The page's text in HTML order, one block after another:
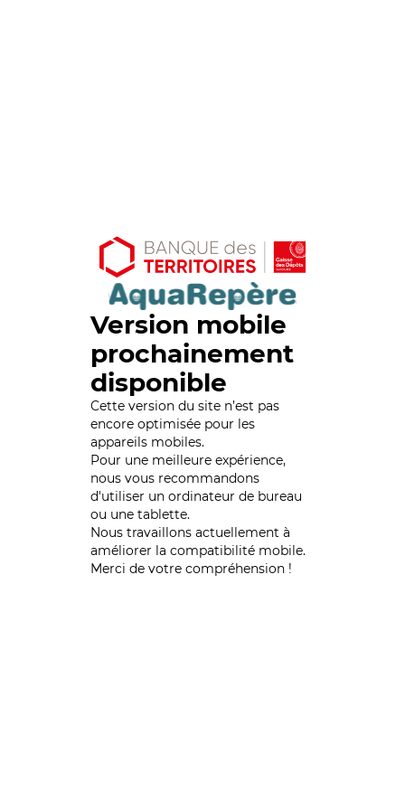
Version mobile
prochainement
disponible
Cette version du site n’est pas
encore optimisée pour les
appareils mobiles.
Pour une meilleure expérience,
nous vous recommandons
d'utiliser un ordinateur de bureau
ou une tablette.
Nous travaillons actuellement à
améliorer la compatibilité mobile.
Merci de votre compréhension !